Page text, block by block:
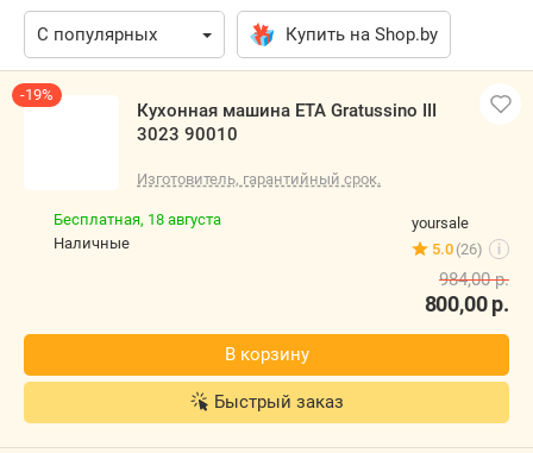
Купить на Shop.by
-19%
Кухонная машина ETA Gratussino III
3023 90010
Изготовитель, гарантийный срок.
yoursale
5.0 (26) i
Бесплатная, 18 августа
наличные
800,00р.
984,00р.
В корзину
Быстрый заказ